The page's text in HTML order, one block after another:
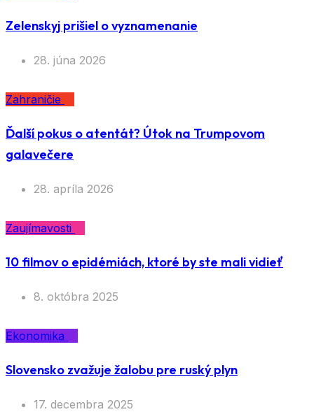
Zelenskyj prišiel o vyznamenanie
28. júna 2026
Zahraničie
Ďalší pokus o atentát? Útok na Trumpovom
galavečere
28. apríla 2026
Zaujímavosti
10 filmov o epidémiách, ktoré by ste mali vidieť
8. októbra 2025
Ekonomika
Slovensko zvažuje žalobu pre ruský plyn
17. decembra 2025